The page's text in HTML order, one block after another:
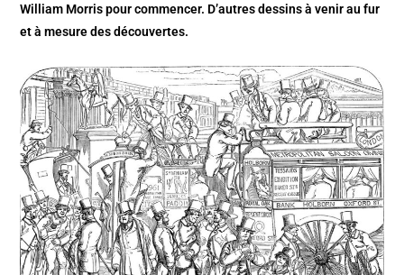
William Morris pour commencer. D’autres dessins à venir au fur
et à mesure des découvertes.